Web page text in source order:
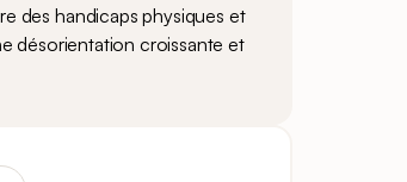
des handicaps physiques et
désorientation croissante et